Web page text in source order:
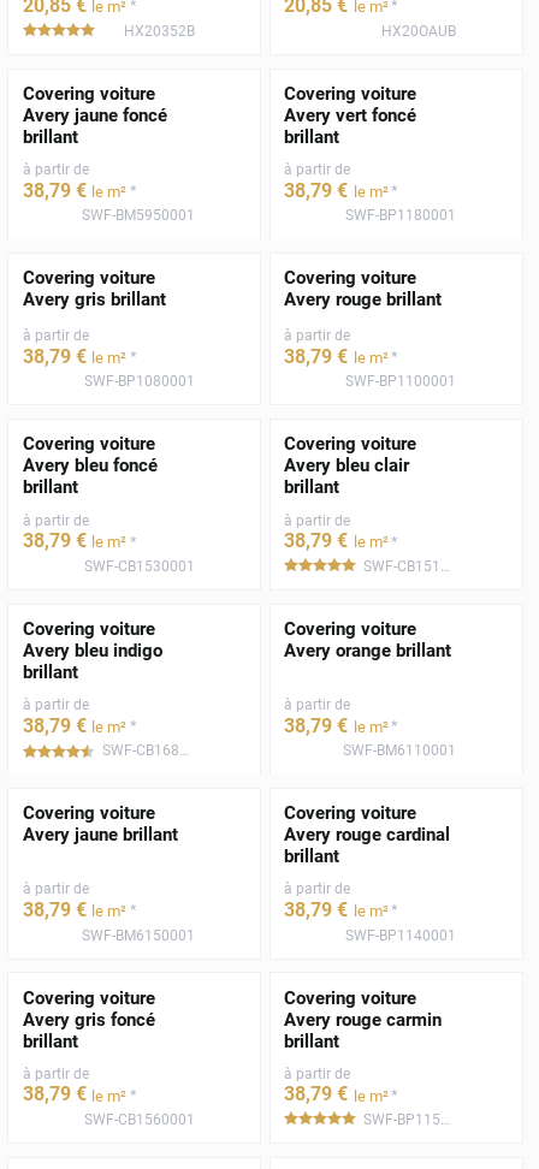
20,85 € le m² *
*****HX20352B
20,85 € le m²*
HX20OAUB
Covering voiture
Avery jaune foncé
brillant
à partir de
38,79 € le m² *
SWF-BM5950001
Covering voiture
Avery vert foncé
brillant
à partir de
38,79 € le m²*
SWF-BP1180001
Covering voiture
Avery gris brillant
à partir de
38,79 € le m² *
SWF-BP1080001
Covering voiture
Avery rouge brillant
à partir de
38,79 € le m²*
SWF-BP1100001
Covering voiture
Avery bleu foncé
brillant
à partir de
38,79 € le m² *
SWF-CB1530001
Covering voiture
Avery bleu clair
brillant
à partir de
38,79 € le m²*
*****
Covering voiture
Avery bleu indigo
brillant
à partir de
38,79 € le m² *
***** SWF-CB1680001
Covering voiture
Avery orange brillant
à partir de
38,79 € le m²*
SWF-BM6110001
Covering voiture
Avery jaune brillant
à partir de
38,79 € le m² *
SWF-BM6150001
Covering voiture
Avery rouge cardinal
brillant
à partir de
38,79 € le m²*
SWF-BP1140001
Covering voiture
Avery gris foncé
brillant
à partir de
38,79 € le m² *
SWF-CB1560001
Covering voiture
Avery rouge carmin
brillant
à partir de
38,79 € le m²*
***** SWF-BP1150001